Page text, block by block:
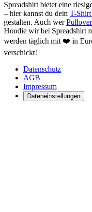
Spreadshirt bietet eine
– hier kannst du dein T-
gestalten. Auch wer
Hoodie wir bei Spreadshirt
werden täglich mit ❤️ in
verschickt!
Datenschutz
AGB
Impressum
Dateneinstellungen